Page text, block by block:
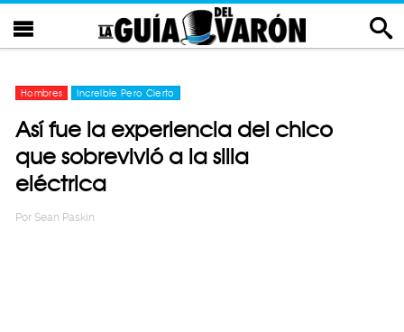
Hombres Increíble Pero Cierto
Así fue la experiencia del chico
que sobrevivió a la silla
eléctrica
Por Sean Paskin